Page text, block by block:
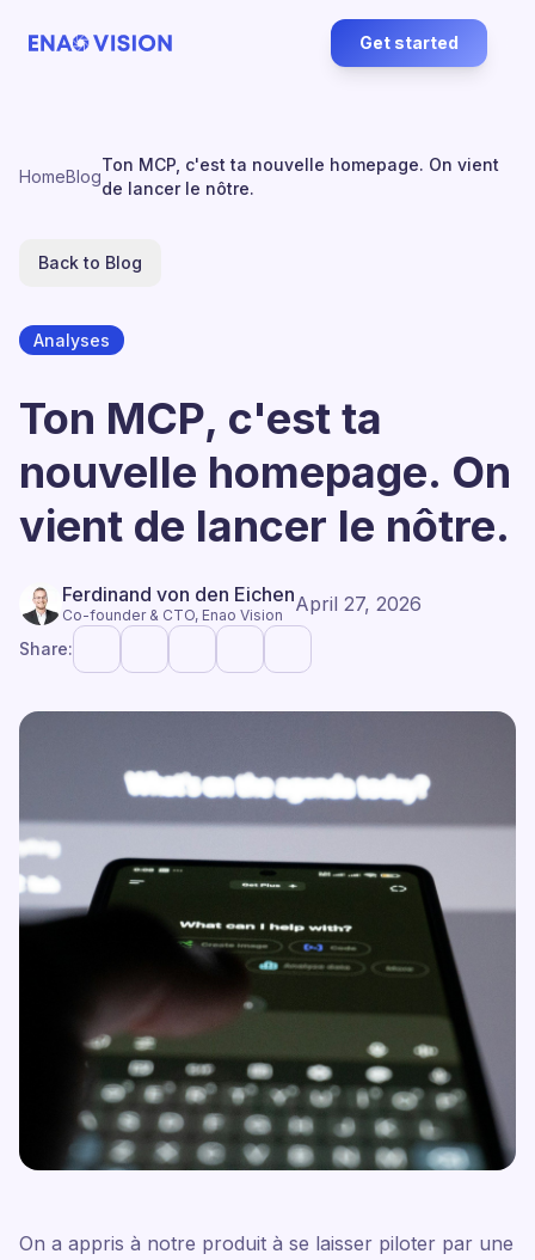
Get started
HomeBlog
Ton MCP, c'est ta nouvelle homepage. On vient
de lancer le nôtre.
Back to Blog
Analyses
Ton MCP, c'est ta
nouvelle homepage. On
vient de lancer le nôtre.
Ferdinand von den Eichen
Co-founder & CTO, Enao Vision April 27, 2026
Share:
On a appris à notre produit à se laisser piloter par une